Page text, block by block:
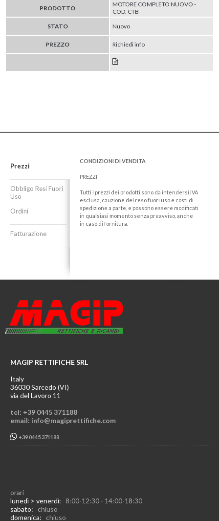
PRODOTTO
MOTORE COMPLETO NUOVO -
COD. CTB
STATO
Nuovo
PREZZO Richiedi info
Prezzi
Obbligo Resi Fuori
Uso
Ordini
Fatturazione
CONDIZIONI DI VENDITA
PREZZI
Tutti i prezzi dei prodotti sono da intendersi IVA
esclusa, cauzione del reso fuori uso e costi di
spedizione a parte, e possono essere modificati
in qualsiasi momento senza preavviso, anche
in caso di fornitura.
MAGIP RETTIFICHE SRL
Italy
36030 Sarcedo (VI)
via del Lavoro 11
tel: +39 0445 371188
email: info@magiprettifiche.com
+39 0445 371188
orari
lunedì > venerdì: 8:00-12:30 - 14:00-18:30
sabato: chiuso
domenica: chiuso